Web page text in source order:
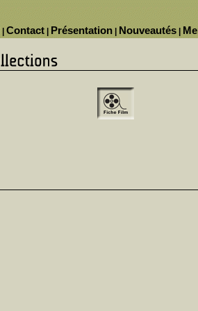
Nouveautés
Présentation
Contact